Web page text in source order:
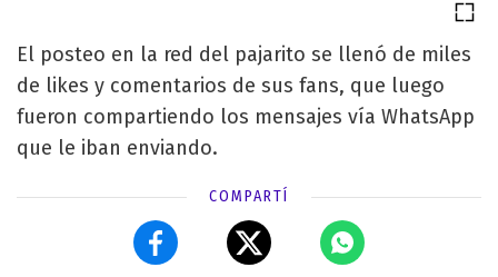
El posteo en la red del pajarito se llenó de miles
de likes y comentarios de sus fans, que luego
fueron compartiendo los mensajes vía WhatsApp
que le iban enviando.
COMPARTÍ